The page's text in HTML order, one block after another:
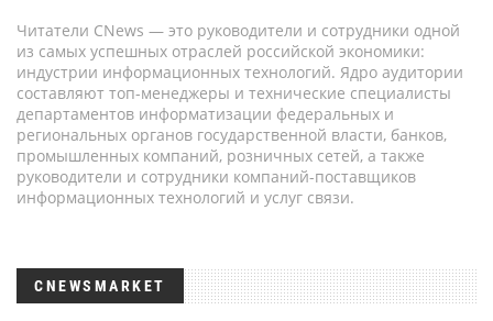
Читатели CNews — это руководители и сотрудники одной
из самых успешных отраслей российской экономики:
индустрии информационных технологий. Ядро аудитории
составляют топ-менеджеры и технические специалисты
департаментов информатизации федеральных и
региональных органов государственной власти, банков,
промышленных компаний, розничных сетей, а также
руководители и сотрудники компаний-поставщиков
информационных технологий и услуг связи.
CNEWSMARKET